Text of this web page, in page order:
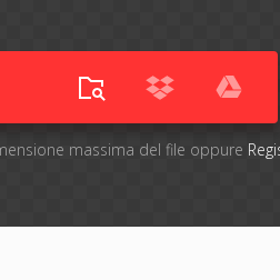
massima del file oppure